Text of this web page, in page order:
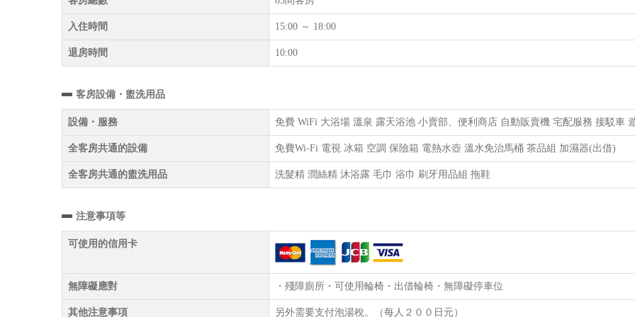
入住時間 15:00 ～ 18:00
退房時間 10:00
客房設備・盥洗用品
設備・服務 免費 WiFi 大浴場 溫泉 露天浴池 小賣部、便利商店 自動販賣機 宅配服務 接駁車
全客房共通的設備 免費Wi-Fi 電視 冰箱 空調 保險箱 電熱水壺 溫水免治馬桶 茶品組 加濕器(出借)
全客房共通的盥洗用品 洗髮精 潤絲精 沐浴露 毛巾 浴巾 刷牙用品組 拖鞋
注意事項等
可使用的信用卡
無障礙應對 ・殘障廁所・可使用輪椅・出借輪椅・無障礙停車位
其他注意事項 另外需要支付泡湯稅。（每人２００日元）